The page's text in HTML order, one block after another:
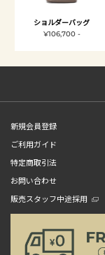
ショルダーバッグ
¥106,700 -
新規会員登録
ご利用ガイド
特定商取引法
お問い合わせ
販売スタッフ中途採用